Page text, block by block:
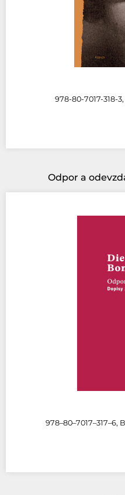
978-80-7017-318-
Odpor a